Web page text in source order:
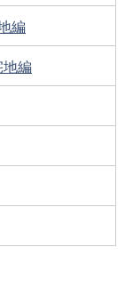
編
地編